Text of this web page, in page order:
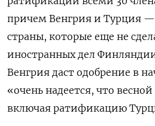
причем Венгрия и Турция —
страны, которые еще не
иностранных дел
Венгрия даст одобрение в
«очень надеется, что
включая ратификацию